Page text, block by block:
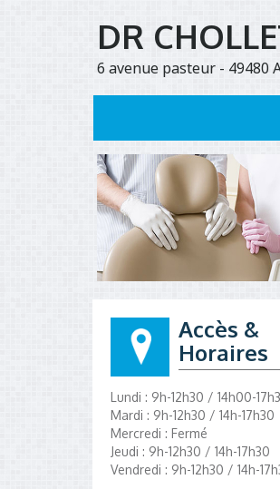
DR
6 avenue
Accès &
Horaires
Lundi : 9h-12h30 / 14h00-
Mardi : 9h-12h30 / 14h-17h30
Mercredi : Fermé
Jeudi : 9h-12h30 / 14h-17h30
Vendredi : 9h-12h30 / 14h-